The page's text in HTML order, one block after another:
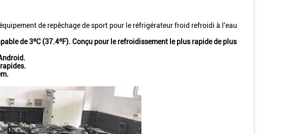
de repêchage de sport pour le réfrigérateur froid refroidi à l'eau
de 3ºC (37.4ºF). Conçu pour le refroidissement le plus rapide de plus